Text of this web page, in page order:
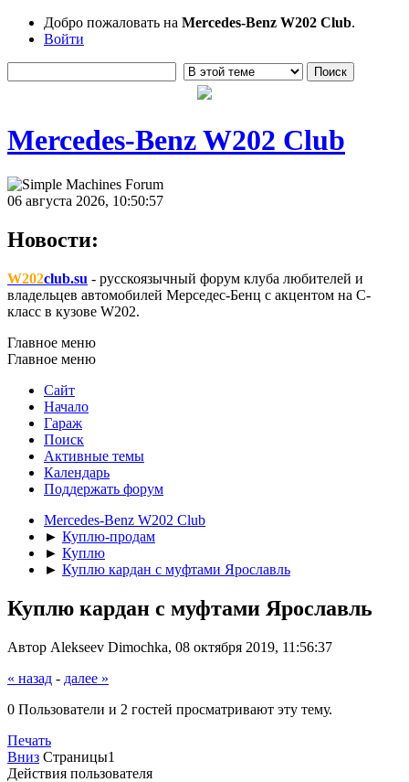
Добро пожаловать на Mercedes-Benz W202 Club.
Войти
Mercedes-Benz W202 Club
06 августа 2026, 10:50:57
Новости:
W202club.su - русскоязычный форум клуба любителей и
владельцев автомобилей Мерседес-Бенц с акцентом на C-
класс в кузове W202.
Главное меню
Главное меню
Сайт
Начало
Гараж
Поиск
Активные темы
Календарь
Поддержать форум
Mercedes-Benz W202 Club
► Куплю-продам
► Куплю
► Куплю кардан с муфтами Ярославль
Куплю кардан с муфтами Ярославль
Автор Alekseev Dimochka, 08 октября 2019, 11:56:37
« назад - далее »
0 Пользователи и 2 гостей просматривают эту тему.
Печать
Вниз Страницы1
Действия пользователя